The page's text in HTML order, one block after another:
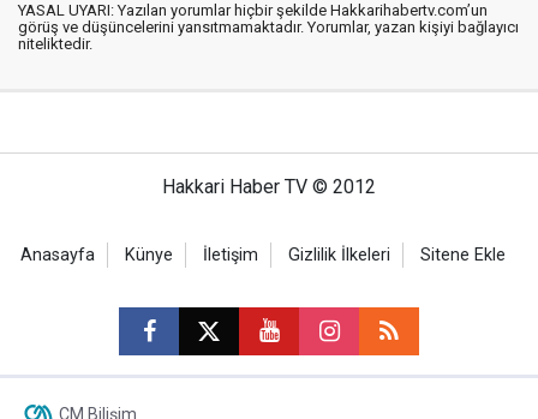
YASAL UYARI: Yazılan yorumlar hiçbir şekilde Hakkarihabertv.com’un
görüş ve düşüncelerini yansıtmamaktadır. Yorumlar, yazan kişiyi bağlayıcı
niteliktedir.
Hakkari Haber TV © 2012
Anasayfa Künye İletişim Gizlilik İlkeleri Sitene Ekle
CM Bilişim